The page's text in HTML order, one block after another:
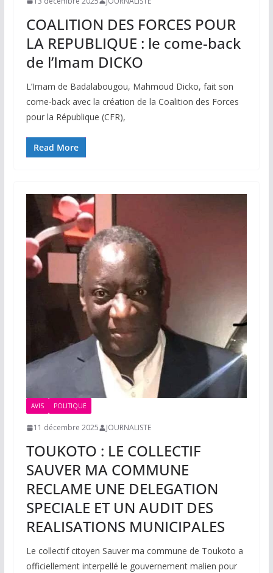
COALITION DES FORCES POUR
LA REPUBLIQUE : le come-back
de l’Imam DICKO
L’Imam de Badalabougou, Mahmoud Dicko, fait son
come-back avec la création de la Coalition des Forces
pour la République (CFR),
Read More
AVIS POLITIQUE
11 décembre 2025 JOURNALISTE
TOUKOTO : LE COLLECTIF
SAUVER MA COMMUNE
RECLAME UNE DELEGATION
SPECIALE ET UN AUDIT DES
REALISATIONS MUNICIPALES
Le collectif citoyen Sauver ma commune de Toukoto a
officiellement interpellé le gouvernement malien pour